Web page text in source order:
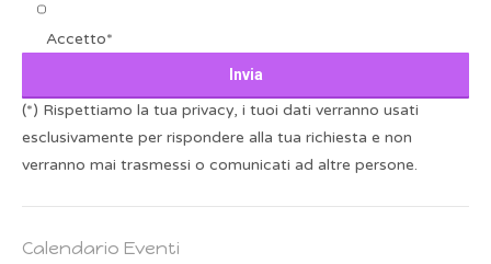
Accetto*
(*) Rispettiamo la tua privacy, i tuoi dati verranno usati
esclusivamente per rispondere alla tua richiesta e non
verranno mai trasmessi o comunicati ad altre persone.
Calendario Eventi